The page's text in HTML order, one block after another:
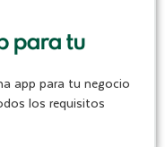
para tu
app para tu negocio
los requisitos